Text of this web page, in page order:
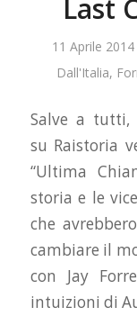
Last
11 Aprile 2014
Dall'Italia,
Salve a tutti,
su Raistoria
“Ultima
storia e le
che
cambiare il
con Jay
intuizioni di